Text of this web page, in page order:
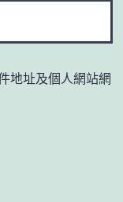
地址及個人網站網